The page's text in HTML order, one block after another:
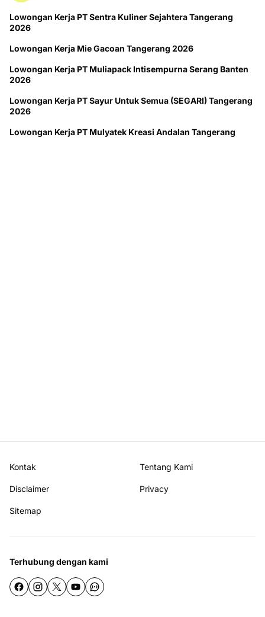
Lowongan Kerja PT Sentra Kuliner Sejahtera Tangerang
2026
Lowongan Kerja Mie Gacoan Tangerang 2026
Lowongan Kerja PT Muliapack Intisempurna Serang Banten
2026
Lowongan Kerja PT Sayur Untuk Semua (SEGARI) Tangerang
2026
Lowongan Kerja PT Mulyatek Kreasi Andalan Tangerang
Kontak Tentang Kami
Disclaimer Privacy
Sitemap
Terhubung dengan kami